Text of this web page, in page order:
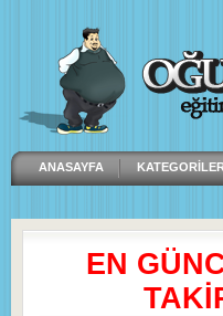
ANASAYFA
EN